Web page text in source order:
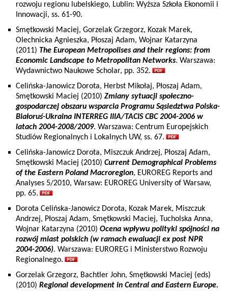
rozwoju regionu lubelskiego, Lublin: Wyższa Szkoła Ekonomii i
Innowacji, ss. 61-90.
Smętkowski Maciej, Gorzelak Grzegorz, Kozak Marek,
Olechnicka Agnieszka, Płoszaj Adam, Wojnar Katarzyna
(2011) The European Metropolises and their regions: from
Economic Landscape to Metropolitan Networks. Warszawa:
Wydawnictwo Naukowe Scholar, pp. 352.
Celińska-Janowicz Dorota, Herbst Mikołaj, Płoszaj Adam,
Smętkowski Maciej (2010) Zmiany sytuacji społeczno-
gospodarczej obszaru wsparcia Programu Sąsiedztwa Polska-
Białoruś-Ukraina INTERREG IIIA/TACIS CBC 2004-2006 w
latach 2004-2008/2009. Warszawa: Centrum Europejskich
Studiów Regionalnych i Lokalnych UW, ss. 67.
Celińska-Janowicz Dorota, Miszczuk Andrzej, Płoszaj Adam,
Smętkowski Maciej (2010) Current Demographical Problems
of the Eastern Poland Macroregion, EUROREG Reports and
Analyses 5/2010, Warsaw: EUROREG University of Warsaw,
pp. 65.
Dorota Celińska-Janowicz Dorota, Kozak Marek, Miszczuk
Andrzej, Płoszaj Adam, Smętkowski Maciej, Tucholska Anna,
Wojnar Katarzyna (2010) Ocena wpływu polityki spójności na
rozwój miast polskich (w ramach ewaluacji ex post NPR
2004-2006). Warszawa: EUROREG i Ministerstwo Rozwoju
Regionalnego.
Gorzelak Grzegorz, Bachtler John, Smętkowski Maciej (eds)
(2010) Regional development in Central and Eastern Europe.